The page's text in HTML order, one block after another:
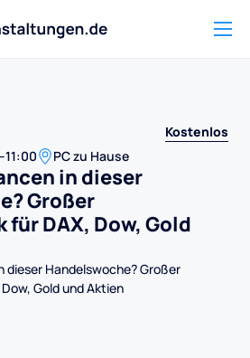
Kostenlos
11:00 PC zu Hause
in dieser
Großer
DAX, Dow, Gold